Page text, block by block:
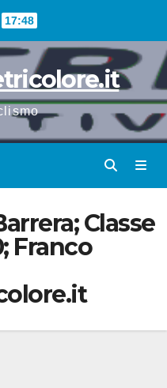
17:48
Classe
Franco